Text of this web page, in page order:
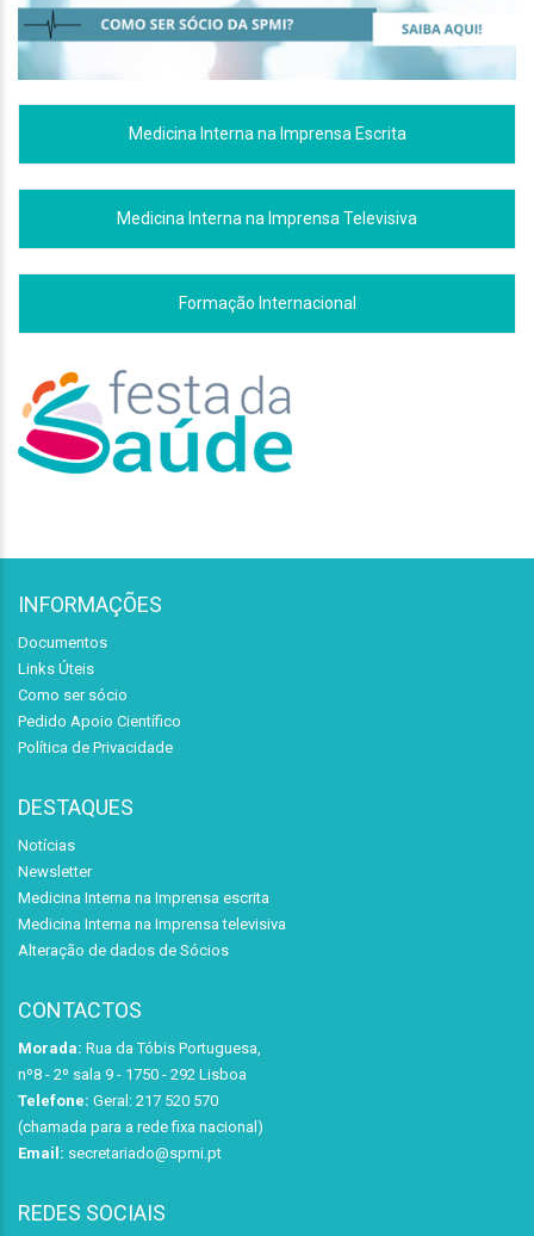
Medicina Interna na Imprensa Escrita
Medicina Interna na Imprensa Televisiva
Formação Internacional
INFORMAÇÕES
Documentos
Links Úteis
Como ser sócio
Pedido Apoio Científico
Política de Privacidade
DESTAQUES
Notícias
Newsletter
Medicina Interna na Imprensa escrita
Medicina Interna na Imprensa televisiva
Alteração de dados de Sócios
CONTACTOS
Morada: Rua da Tóbis Portuguesa,
nº8 - 2º sala 9 - 1750 - 292 Lisboa
Telefone: Geral: 217 520 570
(chamada para a rede fixa nacional)
Email: secretariado@spmi.pt
REDES SOCIAIS